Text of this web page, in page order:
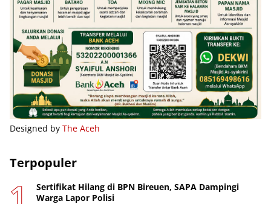
Designed by The Aceh
Terpopuler
Sertifikat Hilang di BPN Bireuen, SAPA Dampingi
Warga Lapor Polisi